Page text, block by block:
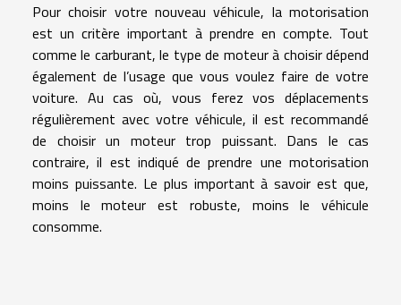
Pour choisir votre nouveau véhicule, la motorisation
est un critère important à prendre en compte. Tout
comme le carburant, le type de moteur à choisir dépend
également de l’usage que vous voulez faire de votre
voiture. Au cas où, vous ferez vos déplacements
régulièrement avec votre véhicule, il est recommandé
de choisir un moteur trop puissant. Dans le cas
contraire, il est indiqué de prendre une motorisation
moins puissante. Le plus important à savoir est que,
moins le moteur est robuste, moins le véhicule
consomme.